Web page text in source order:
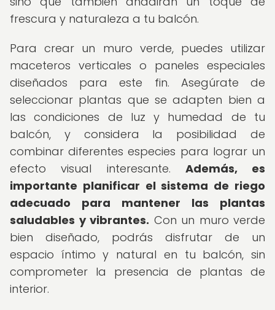
frescura y naturaleza a tu balcón.
Para crear un muro verde, puedes utilizar
maceteros verticales o paneles especiales
diseñados para este fin. Asegúrate de
seleccionar plantas que se adapten bien a
las condiciones de luz y humedad de tu
balcón, y considera la posibilidad de
combinar diferentes especies para lograr un
efecto visual interesante. Además, es
importante planificar el sistema de riego
adecuado para mantener las plantas
saludables y vibrantes. Con un muro verde
bien diseñado, podrás disfrutar de un
espacio íntimo y natural en tu balcón, sin
comprometer la presencia de plantas de
interior.